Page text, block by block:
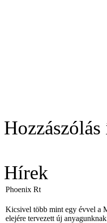
Hozzászólás
Hírek
Phoenix Rt
Kicsivel több mint egy évvel a
elejére tervezett új